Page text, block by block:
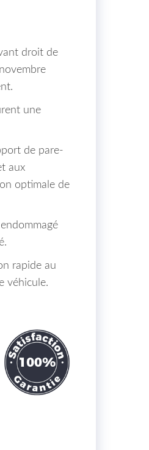
droit de
une
de pare-
aux
optimale de
rapide au
véhicule.